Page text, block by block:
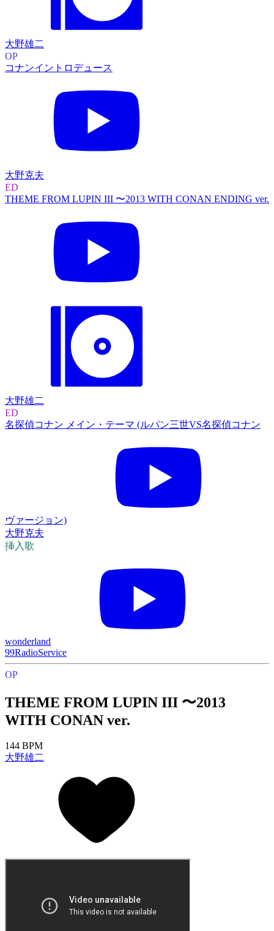
大野雄二
OP
コナンイントロデュース
大野克夫
ED
THEME FROM LUPIN III 〜2013 WITH CONAN ENDING ver.
大野雄二
ED
名探偵コナン メイン・テーマ (ルパン三世VS名探偵コナン
ヴァージョン)
大野克夫
挿入歌
wonderland
99RadioService
OP
THEME FROM LUPIN III 〜2013
WITH CONAN ver.
144 BPM
大野雄二